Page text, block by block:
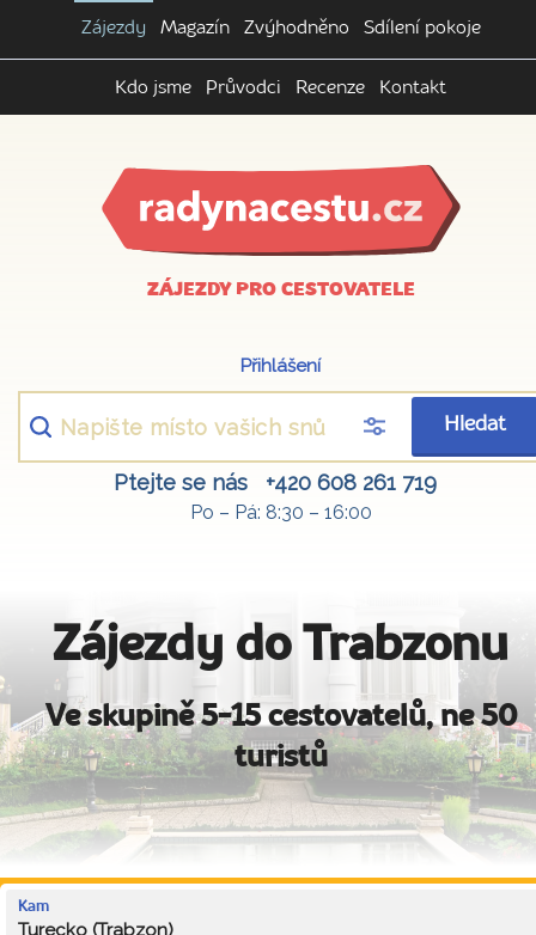
Zájezdy Magazín Zvýhodněno Sdílení pokoje
Kdo jsme Průvodci Recenze Kontakt
ZÁJEZDY PRO CESTOVATELE
Přihlášení
Hledat
Ptejte se nás +420 608 261 719
Po – Pá: 8:30 – 16:00
Zájezdy do Trabzonu
Ve skupině 5-15 cestovatelů, ne 50
turistů
Kam
Turecko (Trabzon)